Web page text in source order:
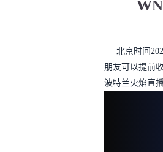
北京时间
朋友可以提前
波特兰火焰直